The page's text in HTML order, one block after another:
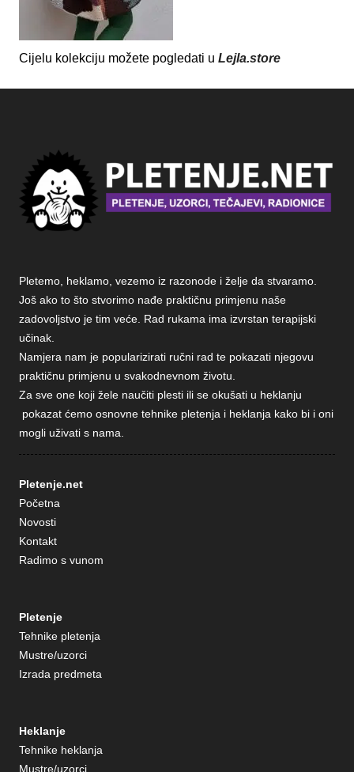
Cijelu kolekciju možete pogledati u Lejla.store
Pletemo, heklamo, vezemo iz razonode i želje da stvaramo.
Još ako to što stvorimo nađe praktičnu primjenu naše
zadovoljstvo je tim veće. Rad rukama ima izvrstan terapijski
učinak.
Namjera nam je popularizirati ručni rad te pokazati njegovu
praktičnu primjenu u svakodnevnom životu.
Za sve one koji žele naučiti plesti ili se okušati u heklanju
pokazat ćemo osnovne tehnike pletenja i heklanja kako bi i oni
mogli uživati s nama.
Pletenje.net
Početna
Novosti
Kontakt
Radimo s vunom
Pletenje
Tehnike pletenja
Mustre/uzorci
Izrada predmeta
Heklanje
Tehnike heklanja
Mustre/uzorci